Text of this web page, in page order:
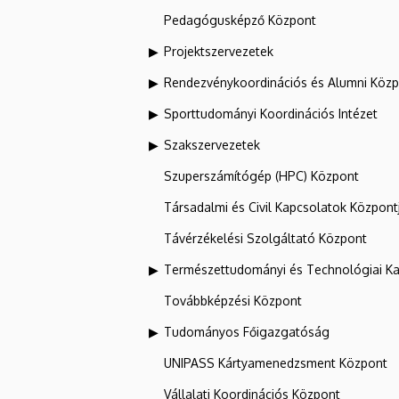
Pedagógusképző Központ
Projektszervezetek
Rendezvénykoordinációs és Alumni
Sporttudományi Koordinációs Intézet
Szakszervezetek
Szuperszámítógép (HPC) Központ
Társadalmi és Civil Kapcsolatok
Távérzékelési Szolgáltató Központ
Természettudományi és Technológiai
Továbbképzési Központ
Tudományos Főigazgatóság
UNIPASS Kártyamenedzsment Központ
Vállalati Koordinációs Központ